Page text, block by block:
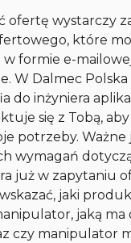
ofertę wystarczy
które
w formie e-
W Dalmec
do inżyniera
się z Tobą, aby
potrzeby. Ważne
wymagań
już w zapytaniu
wskazać, jaki
jaką ma
czy manipulator